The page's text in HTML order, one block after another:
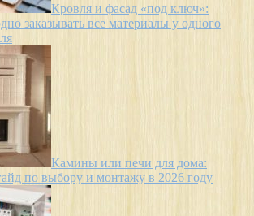
Кровля и фасад «под ключ»:
заказывать все материалы у одного
Камины или печи для дома:
по выбору и монтажу в 2026 году